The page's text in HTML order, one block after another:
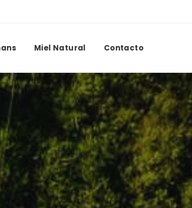
Miel Natural Contacto